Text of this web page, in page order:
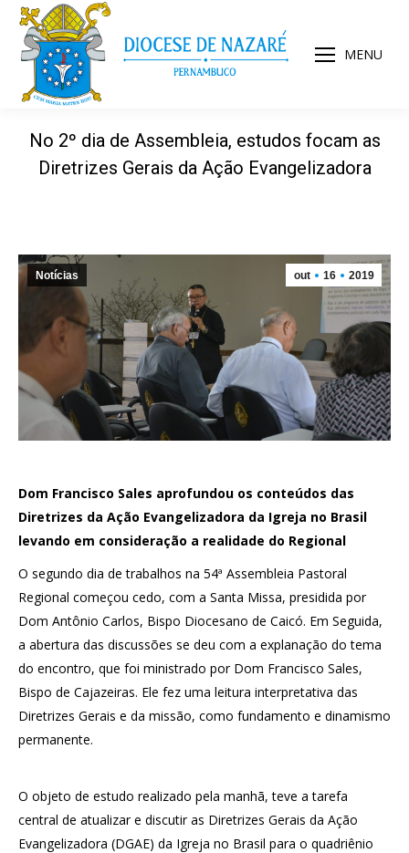
MENU
No 2º dia de Assembleia, estudos focam as
Diretrizes Gerais da Ação Evangelizadora
out 16 2019
Notícias
Dom Francisco Sales aprofundou os conteúdos das
Diretrizes da Ação Evangelizadora da Igreja no Brasil
levando em consideração a realidade do Regional
O segundo dia de trabalhos na 54ª Assembleia Pastoral
Regional começou cedo, com a Santa Missa, presidida por
Dom Antônio Carlos, Bispo Diocesano de Caicó. Em Seguida,
a abertura das discussões se deu com a explanação do tema
do encontro, que foi ministrado por Dom Francisco Sales,
Bispo de Cajazeiras. Ele fez uma leitura interpretativa das
Diretrizes Gerais e da missão, como fundamento e dinamismo
permanente.
O objeto de estudo realizado pela manhã, teve a tarefa
central de atualizar e discutir as Diretrizes Gerais da Ação
Evangelizadora (DGAE) da Igreja no Brasil para o quadriênio